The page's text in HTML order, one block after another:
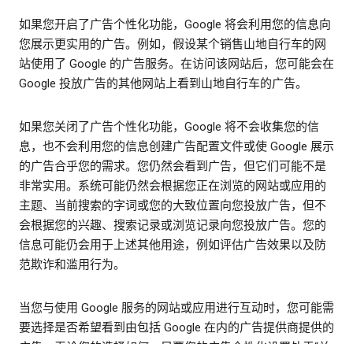
如果您开启了广告个性化功能，Google 将会利用您的信息向
您展示更实用的广告。例如，假设某个销售山地自行车的网
站使用了 Google 的广告服务。在访问该网站后，您可能会在
Google 投放广告的其他网站上看到山地自行车的广告。
如果您关闭了广告个性化功能，Google 将不会收集您的信
息，也不会利用您的信息创建广告配置文件或使 Google 展示
的广告合乎您的需求。您仍然会看到广告，但它们可能不是
非常实用。系统可能仍然会根据您正在浏览的网站或应用的
主题、当前搜索的字词或您的大致位置向您投放广告，但不
会根据您的兴趣、搜索记录或浏览记录向您投放广告。您的
信息可能仍会用于上述其他用途，例如评估广告效果以及防
范欺诈和滥用行为。
当您与使用 Google 服务的网站或应用进行互动时，您可能需
要选择是否希望看到由包括 Google 在内的广告提供商提供的